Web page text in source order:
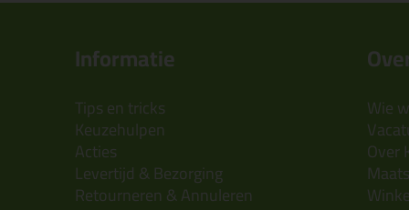
Informatie
Tips en tricks
Keuzehulpen
Acties
Levertijd & Bezorging
Retourneren & Annuleren
Wie
Over